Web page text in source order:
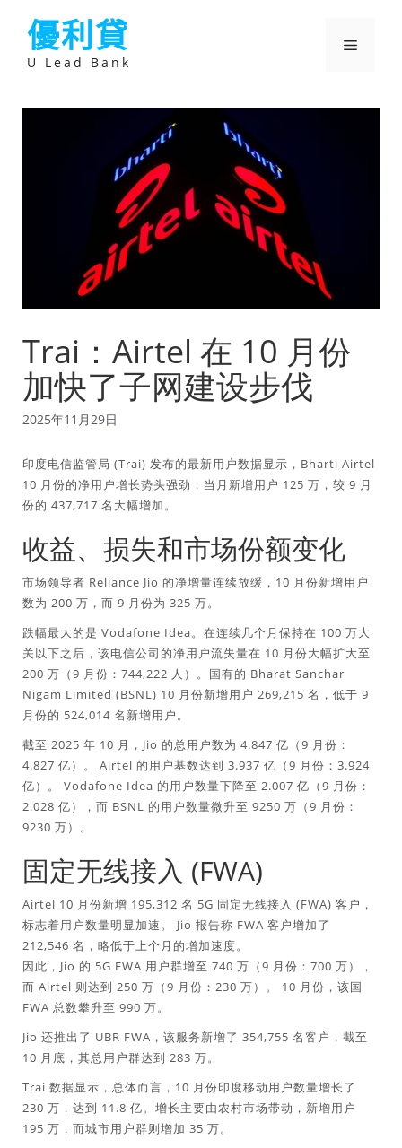
優利貸
U Lead Bank
選
Trai：Airtel 在 10 月份
加快了子网建设步伐
2025年11月29日
印度电信监管局 (Trai) 发布的最新用户数据显示，Bharti Airtel
10 月份的净用户增长势头强劲，当月新增用户 125 万，较 9 月
份的 437,717 名大幅增加。
收益、损失和市场份额变化
市场领导者 Reliance Jio 的净增量连续放缓，10 月份新增用户
数为 200 万，而 9 月份为 325 万。
跌幅最大的是 Vodafone Idea。在连续几个月保持在 100 万大
关以下之后，该电信公司的净用户流失量在 10 月份大幅扩大至
200 万（9 月份：744,222 人）。国有的 Bharat Sanchar
Nigam Limited (BSNL) 10 月份新增用户 269,215 名，低于 9
月份的 524,014 名新增用户。
截至 2025 年 10 月，Jio 的总用户数为 4.847 亿（9 月份：
4.827 亿）。 Airtel 的用户基数达到 3.937 亿（9 月份：3.924
亿）。 Vodafone Idea 的用户数量下降至 2.007 亿（9 月份：
2.028 亿），而 BSNL 的用户数量微升至 9250 万（9 月份：
9230 万）。
固定无线接入 (FWA)
Airtel 10 月份新增 195,312 名 5G 固定无线接入 (FWA) 客户，
标志着用户数量明显加速。 Jio 报告称 FWA 客户增加了
212,546 名，略低于上个月的增加速度。
因此，Jio 的 5G FWA 用户群增至 740 万（9 月份：700 万），
而 Airtel 则达到 250 万（9 月份：230 万）。 10 月份，该国
FWA 总数攀升至 990 万。
Jio 还推出了 UBR FWA，该服务新增了 354,755 名客户，截至
10 月底，其总用户群达到 283 万。
Trai 数据显示，总体而言，10 月份印度移动用户数量增长了
230 万，达到 11.8 亿。增长主要由农村市场带动，新增用户
195 万，而城市用户群则增加 35 万。